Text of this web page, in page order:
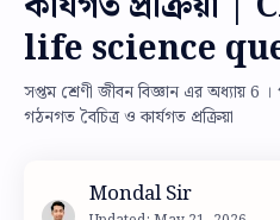
life science
সপ্তম শ্রেণী জীবন বিজ্ঞান এর অধ্যায় 6
গঠনগত বৈচিত্র ও কার্যগত প্রক্রিয়া